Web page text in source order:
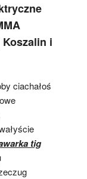
i
ciachałoś
tig